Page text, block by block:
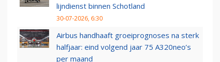
lijndienst binnen Schotland
30-07-2026, 6:30
Airbus handhaaft groeiprognoses na sterk
halfjaar: eind volgend jaar 75 A320neo’s
per maand